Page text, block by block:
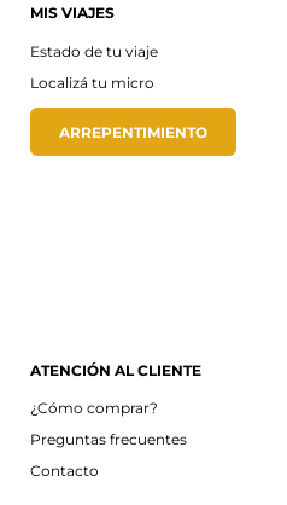
MIS VIAJES
Estado de tu viaje
Localizá tu micro
ARREPENTIMIENTO
ATENCIÓN AL CLIENTE
¿Cómo comprar?
Preguntas frecuentes
Contacto